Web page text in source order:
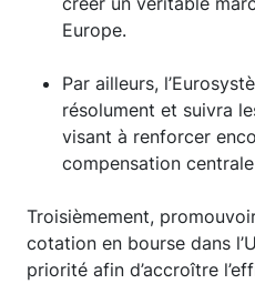
Europe.
Par ailleurs,
résolument et suivra
visant à renforcer
compensation centrale
Troisièmement,
cotation en bourse dans
priorité afin d’accroître